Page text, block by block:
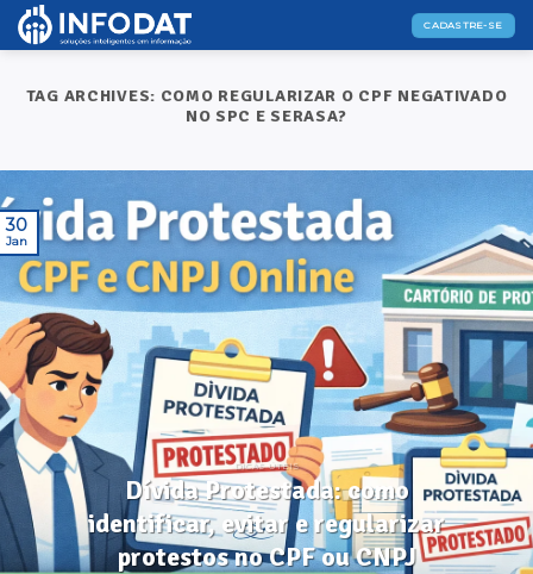
Skip
CADASTRE-SE
TAG ARCHIVES: COMO REGULARIZAR O CPF NEGATIVADO
NO SPC E SERASA?
DICAS ÚTEIS
Dívida Protestada: como
identificar, evitar e regularizar
protestos no CPF ou CNPJ
30
Jan